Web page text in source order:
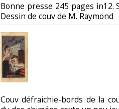
‎Bonne presse 245 pages in12.
Dessin de couv de M. Raymond‎
‎Couv défraichie-bords de la